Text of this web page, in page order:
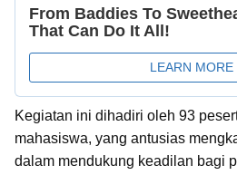
Kegiatan ini dihadiri oleh 93
mahasiswa, yang antusias
dalam mendukung keadilan bagi